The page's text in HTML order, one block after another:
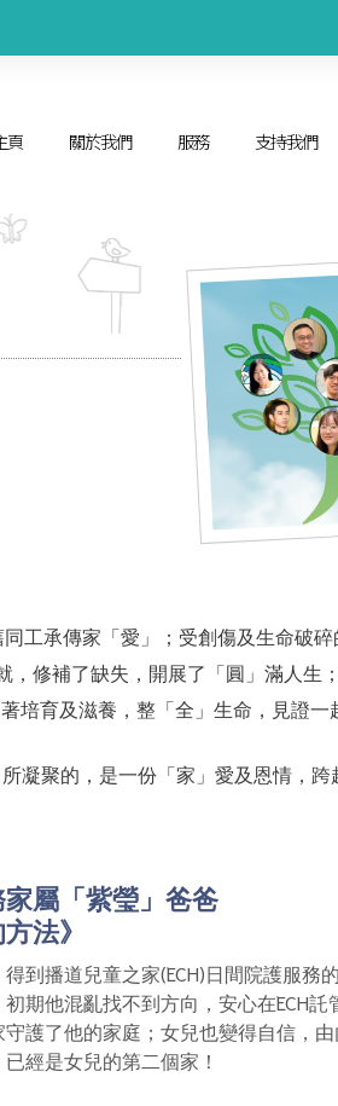
頁 關於我們 服務 支持我們
工承傳家「愛」；受創傷及生命破
修補了缺失，開展了「圓」滿人生
培育及滋養，整「全」生命，見證一
凝聚的，是一份「家」愛及恩情，跨
屬「紫瑩」爸爸
法》
到播道兒童之家(ECH)日間院護服務
期他混亂找不到方向，安心在ECH託
護了他的家庭；女兒也變得自信，由
經是女兒的第二個家！